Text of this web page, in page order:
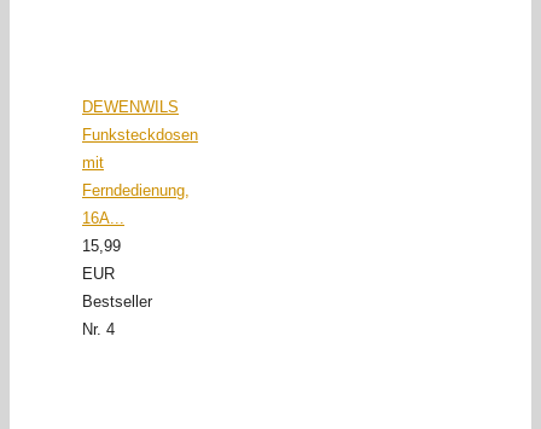
DEWENWILS
Funksteckdosen
mit
Ferndedienung,
16A...
15,99
EUR
Bestseller
Nr. 4